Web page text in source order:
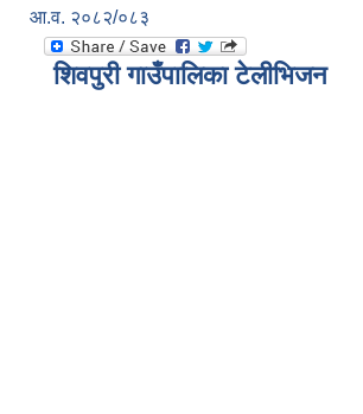
आ.व. २०८२/०८३
शिवपुरी गाउँपालिका टेलीभिजन